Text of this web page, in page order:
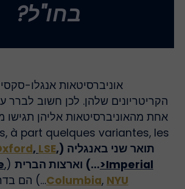
בחו"ל?
אוניברסיטאות אנגלו-
הקריטריונים שלהן. לכן חשוב לברר על
אחת מהאוניברסיטאות אליהן תגישו
à part quelques variantes, les
תואר שני באנגליה (
Oxford,LSE,
>Imperial…) וארצות הברית(
,
Columbia,NYU
…) הם בדרך